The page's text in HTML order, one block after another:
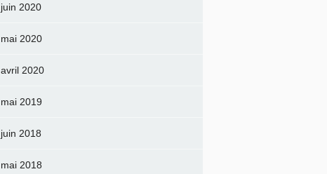
juin 2020
mai 2020
avril 2020
mai 2019
juin 2018
mai 2018